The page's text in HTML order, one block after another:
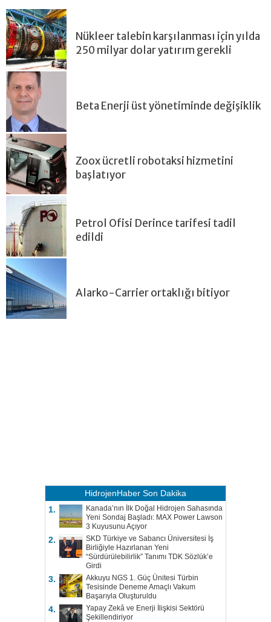
Nükleer talebin karşılanması için yılda
250 milyar dolar yatırım gerekli
Beta Enerji üst yönetiminde değişiklik
Zoox ücretli robotaksi hizmetini
başlatıyor
Petrol Ofisi Derince tarifesi tadil
edildi
Alarko-Carrier ortaklığı bitiyor
HidrojenHaber Son Dakika
1.
Kanada’nın İlk Doğal Hidrojen Sahasında
Yeni Sondaj Başladı: MAX Power Lawson
3 Kuyusunu Açıyor
2.
SKD Türkiye ve Sabancı Üniversitesi İş
Birliğiyle Hazırlanan Yeni
“Sürdürülebilirlik” Tanımı TDK Sözlük’e
Girdi
3.
Akkuyu NGS 1. Güç Ünitesi Türbin
Tesisinde Deneme Amaçlı Vakum
Başarıyla Oluşturuldu
4.
Yapay Zekâ ve Enerji İlişkisi Sektörü
Şekillendiriyor